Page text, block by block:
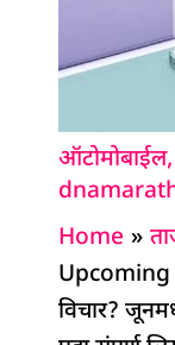
ऑटोमोबाईल
Home
Upcoming
विचार?